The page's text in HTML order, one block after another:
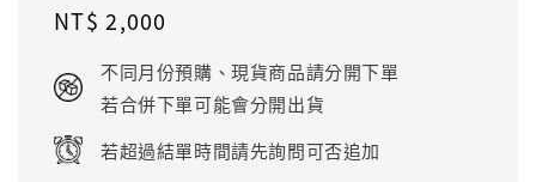
Regular
NT$ 2,000
不同月份預購、現貨商品請分開下單
若合併下單可能會分開出貨
若超過結單時間請先詢問可否追加